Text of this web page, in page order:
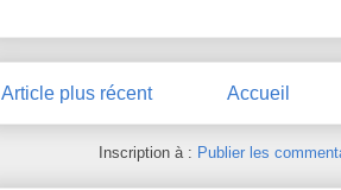
Article plus récent Accueil
Inscription à : Publier les